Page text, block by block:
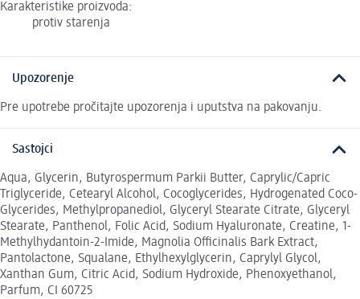
Karakteristike proizvoda:
protiv starenja
Upozorenje
Pre upotrebe pročitajte upozorenja i uputstva na pakovanju.
Sastojci
Aqua, Glycerin, Butyrospermum Parkii Butter, Caprylic/Capric
Triglyceride, Cetearyl Alcohol, Cocoglycerides, Hydrogenated Coco-
Glycerides, Methylpropanediol, Glyceryl Stearate Citrate, Glyceryl
Stearate, Panthenol, Folic Acid, Sodium Hyaluronate, Creatine, 1-
Methylhydantoin-2-Imide, Magnolia Officinalis Bark Extract,
Pantolactone, Squalane, Ethylhexylglycerin, Caprylyl Glycol,
Xanthan Gum, Citric Acid, Sodium Hydroxide, Phenoxyethanol,
Parfum, CI 60725